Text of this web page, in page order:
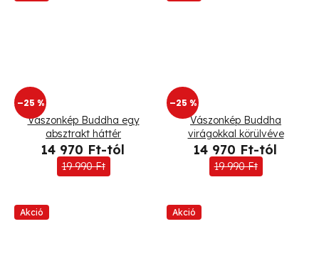
–25 %
Vászonkép Buddha egy
absztrakt háttér
14 970 Ft-tól
19 990 Ft
–25 %
Vászonkép Buddha
virágokkal körülvéve
14 970 Ft-tól
19 990 Ft
Akció Akció